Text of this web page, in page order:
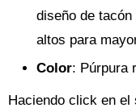
diseño de
altos para
Color: Púrpura
Haciendo click en el